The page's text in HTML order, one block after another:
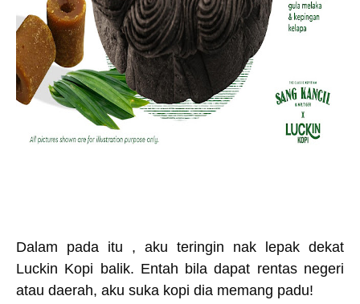
Dalam pada itu , aku teringin nak lepak dekat
Luckin Kopi balik. Entah bila dapat rentas negeri
atau daerah, aku suka kopi dia memang padu!